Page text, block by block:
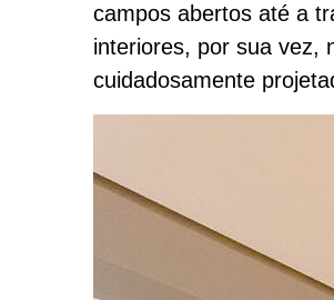
campos abertos até a
interiores, por sua vez,
cuidadosamente